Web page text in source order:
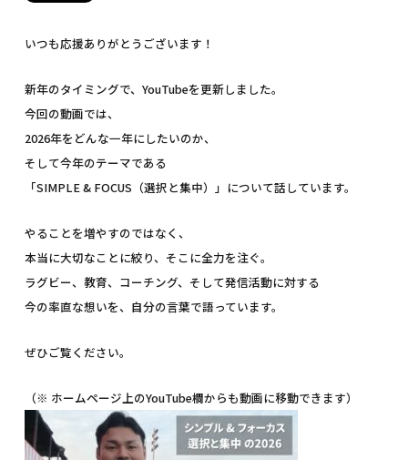
いつも応援ありがとうございます！
新年のタイミングで、YouTubeを更新しました。
今回の動画では、
2026年をどんな一年にしたいのか、
そして今年のテーマである
「SIMPLE & FOCUS（選択と集中）」について話しています。
やることを増やすのではなく、
本当に大切なことに絞り、そこに全力を注ぐ。
ラグビー、教育、コーチング、そして発信活動に対する
今の率直な想いを、自分の言葉で語っています。
ぜひご覧ください。
（※ ホームページ上のYouTube欄からも動画に移動できます）